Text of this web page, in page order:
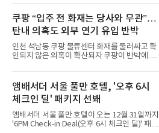
라 극장을 모티브로 한 데코레이션으로 구성됐
다. 무대 공간 및 티켓 박스
필먼트서비스(CFS)가 지난 28일부터 화재 피해
주민을 대상으로 전문 출장 청소서비스 지원에
나섬으로써 본격적인 지역사회 복구 작업이 시
작된 것이다.대피소 주민 중심 청소 접수, 첫날
부터 2가구 지원 완료CFS는 신현초등학교, 신
현북초등학교, 신현여자중학교 등 인천 서해구
관내 임시 대피소 3곳에서 체류해온 화재 피해
민들의 호응 속에 CFS는 즉시 행동에 나섰다. 지
난 28일 오후 전문 청소업체와
쿠팡 “입주 전 화재는 당사와 무관”…
탄내 의혹도 외부 연기 유입 반박
인천 석남동 쿠팡 물류센터 화재를 둘러싸고 확
인되지 않은 의혹이 확산되자 쿠팡이 반박에 나
에 대해서는 외부 화재 연기 유입이라고 설명했
고, 2023년 같은 물류센터에서 발생한 화재에
대해서도 쿠팡 입주 전 공사 과정에서 벌어진 일
이라며 선을 그었다.쿠팡은 21일 인천 물류센터
내부에서 불이 타는 냄새가 났다는 의혹과 관련
해 “사실무근”이라는 입장을 밝혔다.회사 측은
“인근에서 지난 15일 다른 회사에서 발생한 대
앰배서더 서울 풀만 호텔, '오후 6시
체크인 딜' 패키지 선봬
앰배서더 서울 풀만 호텔이 오는 12월 31일까지
'6PM Check-in Deal(오후 6시 체크인 딜)' 패키